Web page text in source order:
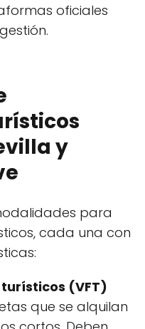
oficiales
y
para
cada una con
(VFT)
que se alquilan